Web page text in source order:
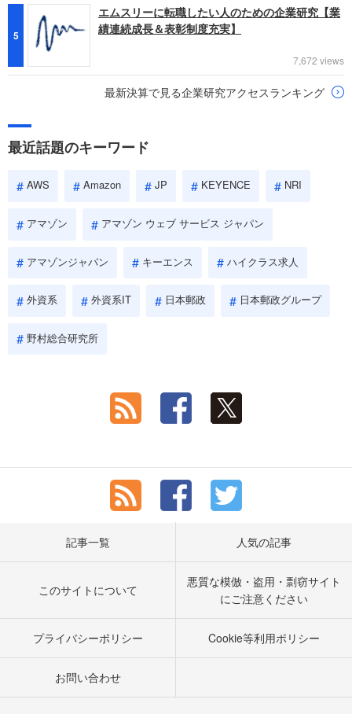
5
エムスリーに転職したい人のための企業研究【業
績連続成長＆表彰制度充実】
7,672 views
最新決算で見る企業研究アクセスランキング
最近話題のキーワード
AWS Amazon JP KEYENCE NRI
アマゾン アマゾン ウェブ サービス ジャパン
アマゾンジャパン キーエンス ハイクラス求人
外資系 外資系IT 日本郵政 日本郵政グループ
野村総合研究所
記事一覧 人気の記事
このサイトについて
悪質な模倣・盗用・剽窃サイト
にご注意ください
プライバシーポリシー Cookie等利用ポリシー
お問い合わせ